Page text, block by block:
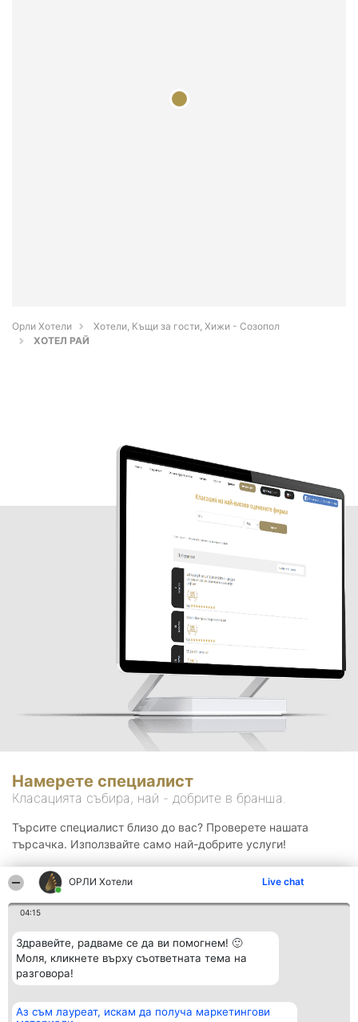
ОРЛИ Хотели Live chat
04:15
Здравейте, радваме се да ви помогнем! 🙂
Моля, кликнете върху съответната тема на
разговора!
Аз съм лауреат, искам да получа маркетингови
Орли Хотели
Хотели, Къщи за гости, Хижи - Созопол
ХОТЕЛ РАЙ
Намерете специалист
Класацията събира, най - добрите в бранша.
Търсите специалист близо до вас? Проверете нашата
търсачка. Използвайте само най-добрите услуги!
Организатор на
Класация Контакти